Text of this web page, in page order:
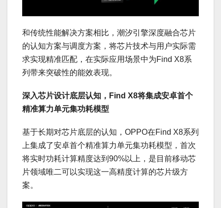
和传统性能解决方案相比，潮汐引擎深度融合芯片
的认知方案与调度方案，将芯片技术与用户实际需
求实现精准匹配，在实际应用场景中为Find X8系
列带来突破性的能效表现。
深入芯片设计底层认知，Find X8将集成安卓首个
精准算力单元集功耗模型
基于长期对芯片底层的认知，OPPO在Find X8系列
上集成了安卓首个精准算力单元集功耗模型，首次
将实时功耗计算精度达到90%以上，是目前移动芯
片领域唯二可以实现这一高精度计算的芯片级方
案。